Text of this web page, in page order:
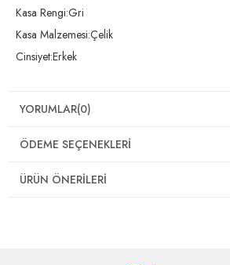
Kasa Rengi:Gri
Kasa Malzemesi:Çelik
Cinsiyet:Erkek
YORUMLAR(0)
ÖDEME SEÇENEKLERI
ÜRÜN ÖNERILERI